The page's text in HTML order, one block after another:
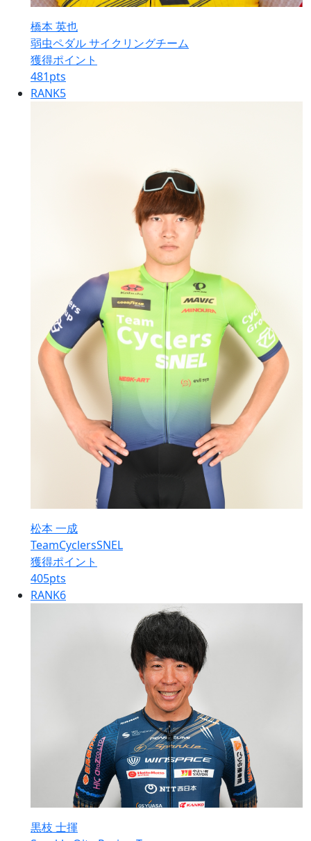
橋本 英也
弱虫ペダル サイクリングチーム
獲得ポイント
481pts
RANK5
松本 一成
TeamCyclersSNEL
獲得ポイント
405pts
RANK6
黒枝 士揮